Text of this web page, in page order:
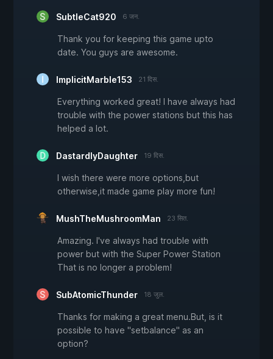
SubtleCat920 6 जन.
Thank you for keeping this game upto
date. You guys are awesome.
ImplicitMarble153 21 दिस.
Everything worked great! I have always had
trouble with the power stations but this has
helped a lot.
DastardlyDaughter 19 दिस.
I wish there were more options,but
otherwise,it made game play more fun!
MushTheMushroomMan 23 सित.
Amazing. I've always had trouble with
power but with the Super Power Station
That is no longer a problem!
SubAtomicThunder 18 जुल.
Thanks for making a great menu.But, is it
possible to have "setbalance" as an
option?